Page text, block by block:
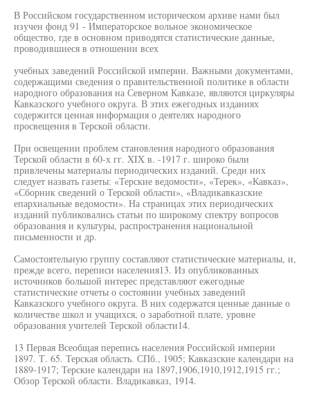
В Российском государственном историческом архиве нами был
изучен фонд 91 - Императорское вольное экономическое
общество, где в основном приводятся статистические данные,
проводившиеся в отношении всех
учебных заведений Российской империи. Важными документами,
содержащими сведения о правительственной политике в области
народного образования на Северном Кавказе, являются циркуляры
Кавказского учебного округа. В этих ежегодных изданиях
содержится ценная информация о деятелях народного
просвещения в Терской области.
При освещении проблем становления народного образования
Терской области в 60-х гг. XIX в. -1917 г. широко были
привлечены материалы периодических изданий. Среди них
следует назвать газеты: «Терские ведомости», «Терек», «Кавказ»,
«Сборник сведений о Терской области», «Владикавказские
епархиальные ведомости». На страницах этих периодических
изданий публиковались статьи по широкому спектру вопросов
образования и культуры, распространения национальной
письменности и др.
Самостоятельную группу составляют статистические материалы, и,
прежде всего, переписи населения13. Из опубликованных
источников большой интерес представляют ежегодные
статистические отчеты о состоянии учебных заведений
Кавказского учебного округа. В них содержатся ценные данные о
количестве школ и учащихся, о заработной плате, уровне
образования учителей Терской области14.
13 Первая Всеобщая перепись населения Российской империи
1897. Т. 65. Терская область. СПб., 1905; Кавказские календари на
1889-1917; Терские календари на 1897,1906,1910,1912,1915 гг.;
Обзор Терской области. Владикавказ, 1914.